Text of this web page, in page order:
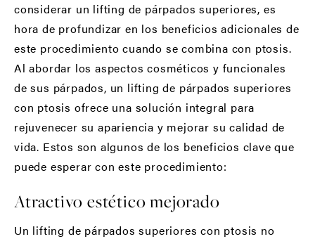
considerar un lifting de párpados superiores, es
hora de profundizar en los beneficios adicionales de
este procedimiento cuando se combina con ptosis.
Al abordar los aspectos cosméticos y funcionales
de sus párpados, un lifting de párpados superiores
con ptosis ofrece una solución integral para
rejuvenecer su apariencia y mejorar su calidad de
vida. Estos son algunos de los beneficios clave que
puede esperar con este procedimiento:
Atractivo estético mejorado
Un lifting de párpados superiores con ptosis no